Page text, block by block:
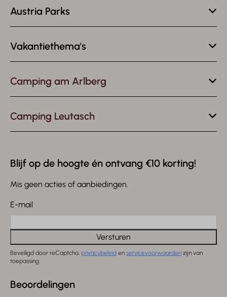
Austria Parks
Vakantiethema's
Camping am Arlberg
Camping Leutasch
Blijf op de hoogte én ontvang €10 korting!
Mis geen acties of aanbiedingen.
E-mail
Versturen
Beveiligd door reCaptcha, privacybeleid en servicevoorwaarden zijn van
toepassing.
Beoordelingen